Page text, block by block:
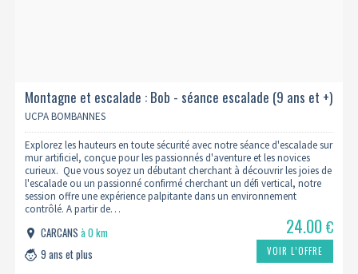
Montagne et escalade : Bob - séance escalade (9 ans et +)
UCPA BOMBANNES
Explorez les hauteurs en toute sécurité avec notre séance d'escalade sur
mur artificiel, conçue pour les passionnés d'aventure et les novices
curieux. Que vous soyez un débutant cherchant à découvrir les joies de
l'escalade ou un passionné confirmé cherchant un défi vertical, notre
session offre une expérience palpitante dans un environnement
contrôlé. A partir de…
CARCANSà 0 km
9 ans et plus
24.00€
VOIR L’OFFRE